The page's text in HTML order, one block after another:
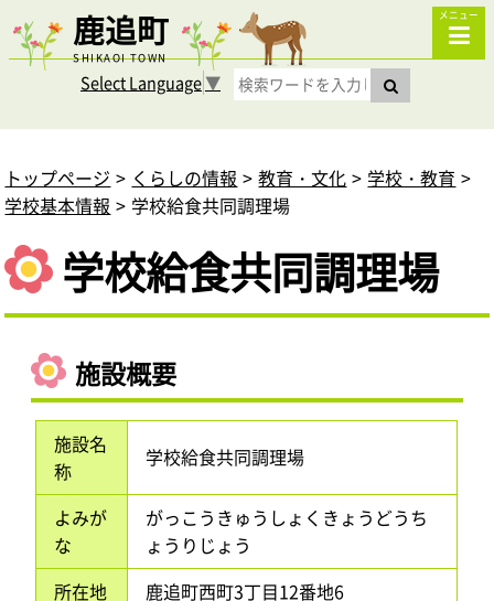
鹿追町
SHIKAOI TOWN
メニュー
Select Language▼
トップページ くらしの情報 教育・文化
学校・教育
学校基本情報
学校給食共同調理場
学校給食共同調理場
施設概要
施設名
称
学校給食共同調理場
よみが
な
がっこうきゅうしょくきょうどうち
ょうりじょう
所在地
鹿追町西町3丁目12番地6